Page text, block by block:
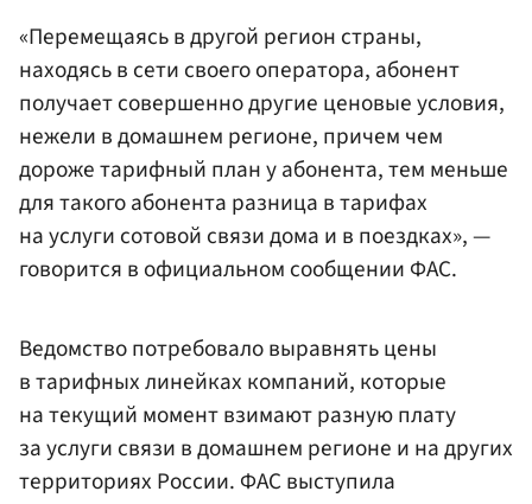
«Перемещаясь в другой регион страны,
находясь в сети своего оператора, абонент
получает совершенно другие ценовые условия,
нежели в домашнем регионе, причем чем
дороже тарифный план у абонента, тем меньше
для такого абонента разница в тарифах
на услуги сотовой связи дома и в поездках», —
говорится в официальном сообщении ФАС.
Ведомство потребовало выравнять цены
в тарифных линейках компаний, которые
на текущий момент взимают разную плату
за услуги связи в домашнем регионе и на других
территориях России. ФАС выступила